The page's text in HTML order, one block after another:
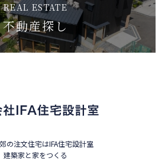
REAL ESTATE
不動産探し
の注文住宅はIFA住宅設計室
建築家と家をつくる